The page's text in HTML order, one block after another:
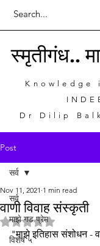
स्मृतीगंध..
Knowledge
Dr Dilip
Post
सर्व
माझे गड प्रेम
विशेष ५
सर्व
वाणी विवाह संस्कृती
Nov 11, 2021 1 min read
Rated NaN out of 5
"माझे इतिहास संशोधन -